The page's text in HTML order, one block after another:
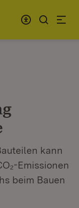
kann
Emissionen
beim Bauen